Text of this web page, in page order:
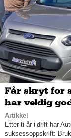
Får skryt for
har veldig
Artikkel
Etter ti år i drift har
suksessoppskrift: